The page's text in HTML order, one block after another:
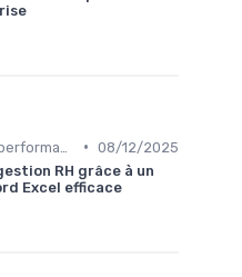
• 08/12/2025
RH grâce à un
Excel efficace